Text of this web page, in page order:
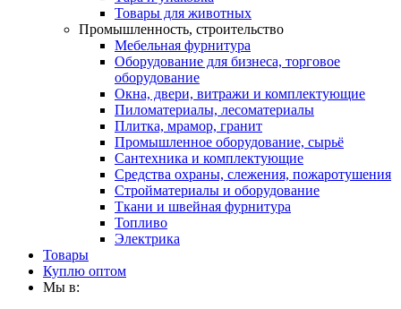
Товары для животных
Промышленность, строительство
Мебельная фурнитура
Оборудование для бизнеса, торговое
оборудование
Окна, двери, витражи и комплектующие
Пиломатериалы, лесоматериалы
Плитка, мрамор, гранит
Промышленное оборудование, сырьё
Сантехника и комплектующие
Средства охраны, слежения, пожаротушения
Стройматериалы и оборудование
Ткани и швейная фурнитура
Топливо
Электрика
Товары
Куплю оптом
Мы в: